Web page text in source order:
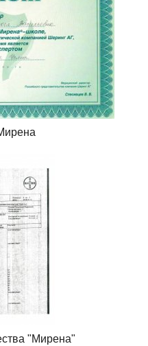
"Мирена"